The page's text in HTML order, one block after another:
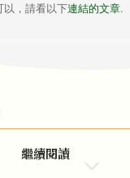
以，請看以下連結的文章.
繼續閱讀